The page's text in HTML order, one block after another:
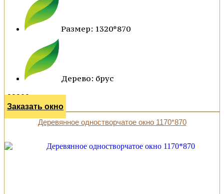
Размер: 1320*870
Дерево: брус
29300 р.
Заказать окно
Деревянное одностворчатое окно 1170*870